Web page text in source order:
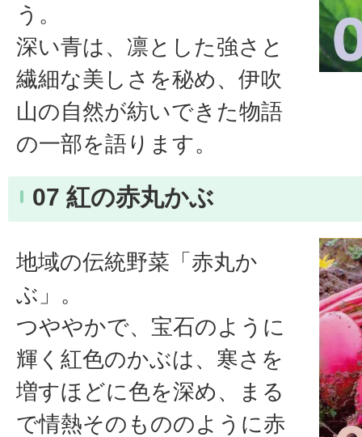
う。
深い青は、凛とした強さと
繊細な美しさを秘め、伊吹
山の自然が紡いできた物語
の一部を語ります。
07 紅の赤丸かぶ
地域の伝統野菜「赤丸か
ぶ」。
つややかで、宝石のように
輝く紅色のかぶは、寒さを
増すほどに色を深め、まる
で情熱そのもののように赤